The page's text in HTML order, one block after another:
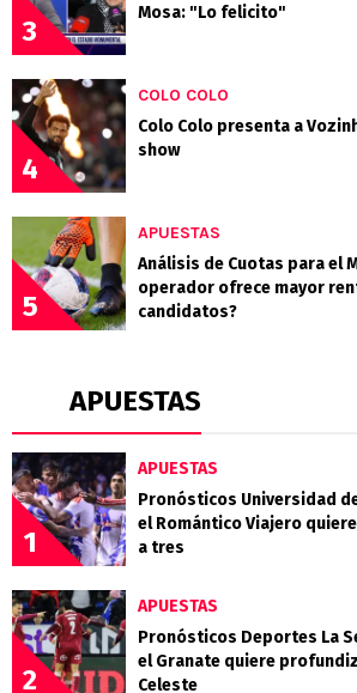
3
Mosa: "Lo felicito"
4
COLO COLO
Colo Colo presenta a
show
5
APUESTAS
Análisis de Cuotas para el
operador ofrece mayor
candidatos?
APUESTAS
1
APUESTAS
Pronósticos Universidad
el Romántico Viajero
a tres
2
APUESTAS
Pronósticos Deportes La
el Granate quiere
Celeste